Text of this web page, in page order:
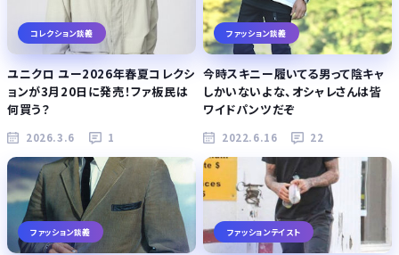
コレクション談義
ユニクロ ユー2026年春夏コレクシ
ョンが3月20日に発売！ファ板民は
何買う？
2026.3.6 1
ファッション談義
今時スキニー履いてる男って陰キャ
しかいないよな、オシャレさんは皆
ワイドパンツだぞ
2022.6.16 22
ファッション談義 ファッションテイスト